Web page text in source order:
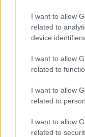
I want to allow
related to
device
I want to allow
related to
I want to allow
related to
I want to allow
related to
Το iPhone 12 Pro
premium υλικά,
Steel Band. Χάρη
μπροστά και πίσω,
και αντέχει μέχρι
στα 6 μέτρα.